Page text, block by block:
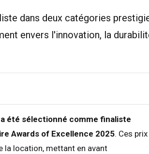
dans deux catégories
envers l'innovation, la
été sélectionné comme finaliste
Awards of Excellence 2025. Ces prix
la location, mettant en avant